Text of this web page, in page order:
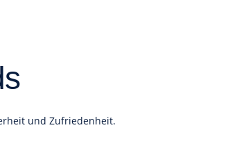
und Zufriedenheit.